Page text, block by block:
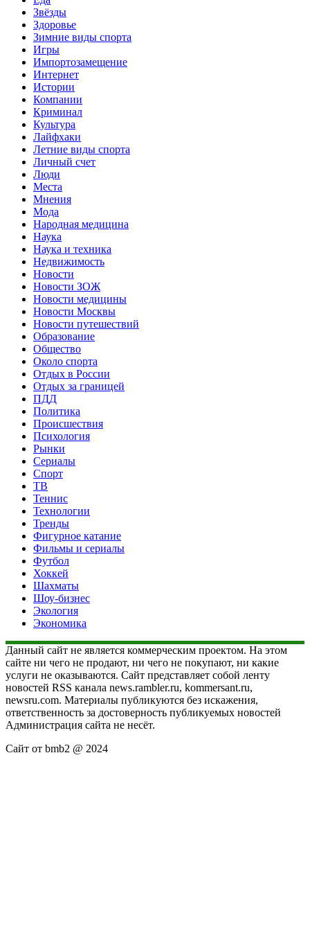
Звёзды
Здоровье
Зимние виды спорта
Игры
Импортозамещение
Интернет
Истории
Компании
Криминал
Культура
Лайфхаки
Летние виды спорта
Личный счет
Люди
Места
Мнения
Мода
Народная медицина
Наука
Наука и техника
Недвижимость
Новости
Новости ЗОЖ
Новости медицины
Новости Москвы
Новости путешествий
Образование
Общество
Около спорта
Отдых в России
Отдых за границей
ПДД
Политика
Происшествия
Психология
Рынки
Сериалы
Спорт
ТВ
Теннис
Технологии
Тренды
Фигурное катание
Фильмы и сериалы
Футбол
Хоккей
Шахматы
Шоу-бизнес
Экология
Экономика
Данный сайт не является коммерческим проектом. На этом
сайте ни чего не продают, ни чего не покупают, ни какие
услуги не оказываются. Сайт представляет собой ленту
новостей RSS канала news.rambler.ru, kommersant.ru,
newsru.com. Материалы публикуются без искажения,
ответственность за достоверность публикуемых новостей
Администрация сайта не несёт.
Сайт от bmb2 @ 2024